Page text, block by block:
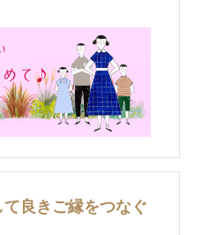
良きご縁をつなぐ